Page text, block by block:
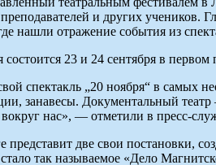
и других учеников.
нашли отражение события из
состоится 23 и 24 сентября в
спектакль „20 ноября“ в самых
занавесы. Документальный театр
нас», — отметили в пресс-
представит две свои постановки,
так называемое «Дело